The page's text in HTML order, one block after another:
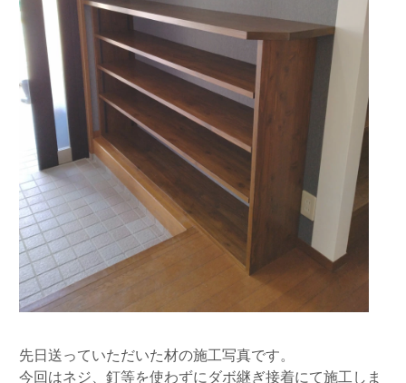
先日送っていただいた材の施工写真です。
今回はネジ、釘等を使わずにダボ継ぎ接着にて施工しま